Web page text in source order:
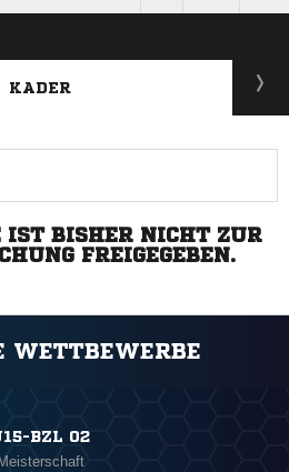
KADER
IST BISHER NICHT ZUR
FREIGEGEBEN.
WETTBEWERBE
BZL 02
Meisterschaft